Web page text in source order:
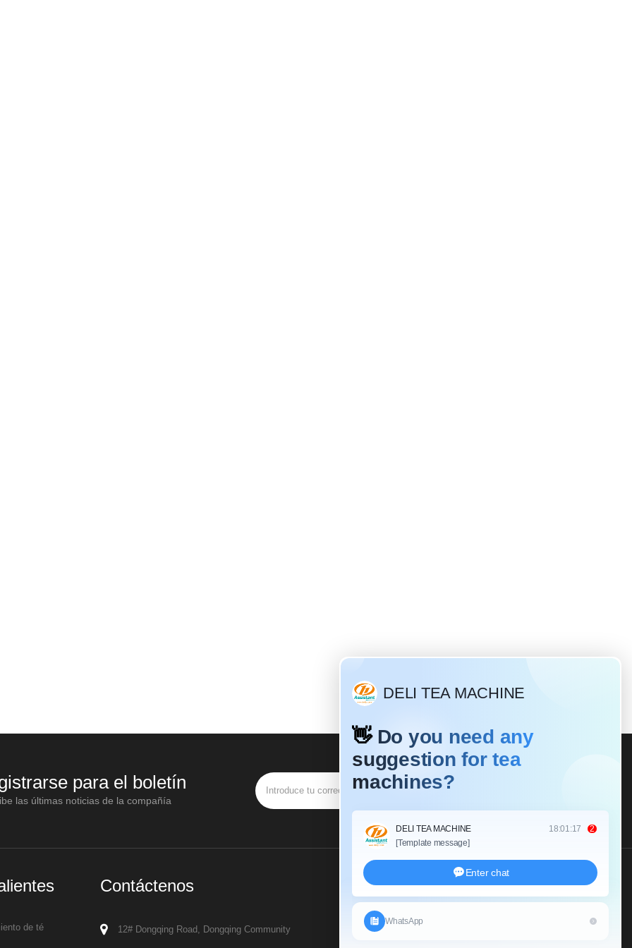
para el boletín
las últimas noticias de la compañía
de té
Contáctenos
12# Dongqing Road, Dongqing Community
Envíenos Una Consulta